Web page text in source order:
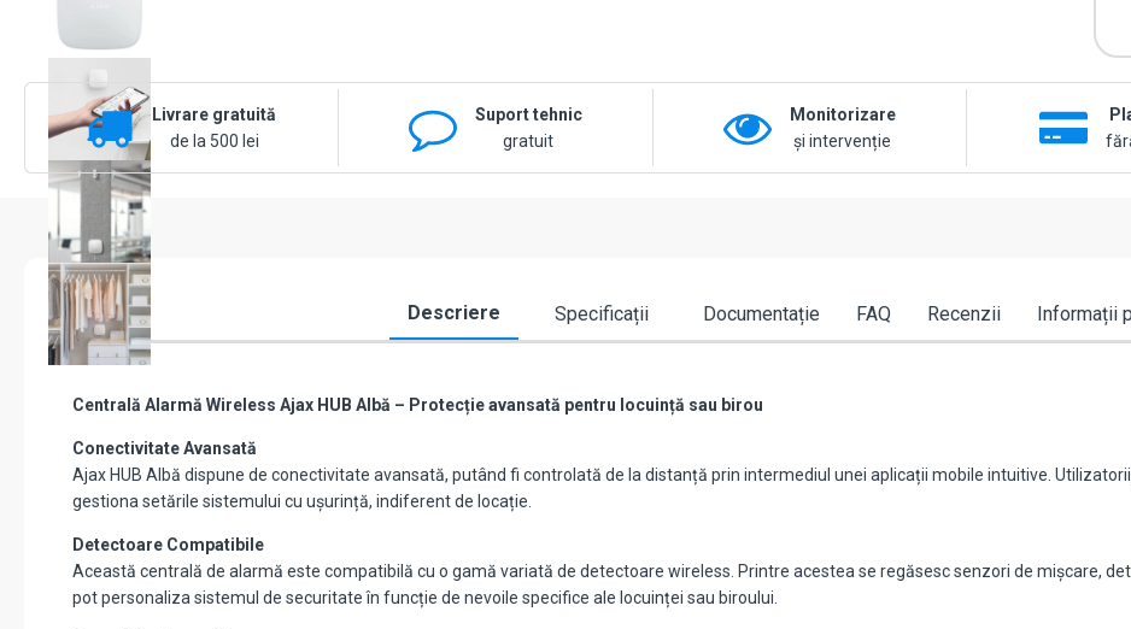
Livrare gratuită
de la 500 lei
Suport tehnic
gratuit
Monitorizare
și intervenție
Descriere Specificații Documentație FAQ Recenzii Informații
Centrală Alarmă Wireless Ajax HUB Albă – Protecție avansată pentru locuință sau birou
Conectivitate Avansată
Ajax HUB Albă dispune de conectivitate avansată, putând fi controlată de la distanță prin intermediul unei aplicații mobile intuitive.
gestiona setările sistemului cu ușurință, indiferent de locație.
Detectoare Compatibile
Această centrală de alarmă este compatibilă cu o gamă variată de detectoare wireless. Printre acestea se regăsesc senzori de mișcare,
pot personaliza sistemul de securitate în funcție de nevoile specifice ale locuinței sau biroului.